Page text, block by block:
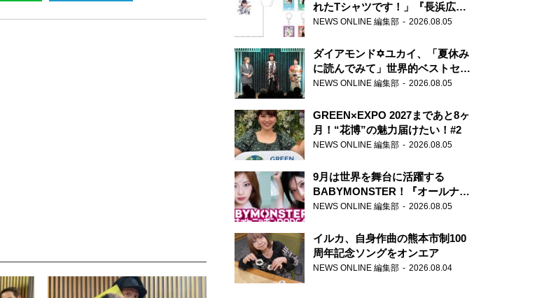
れたTシャツです！」『長浜広奈
天下無双』初の番組グッズ発売
NEWS ONLINE 編集部 2026.08.05
ダイアモンド✡ユカイ、「夏休み
に読んでみて」世界的ベストセラ
ー『アナスタシア』を紹介
NEWS ONLINE 編集部 2026.08.05
GREEN×EXPO 2027まであと8ヶ
月！“花博”の魅力届けたい！#2
NEWS ONLINE 編集部 2026.08.05
9月は世界を舞台に活躍する
BABYMONSTER！『オールナイ
トニッポンPODCAST』月替わり
NEWS ONLINE 編集部 2026.08.05
イルカ、自身作曲の熊本市制100
周年記念ソングをオンエア
NEWS ONLINE 編集部 2026.08.04